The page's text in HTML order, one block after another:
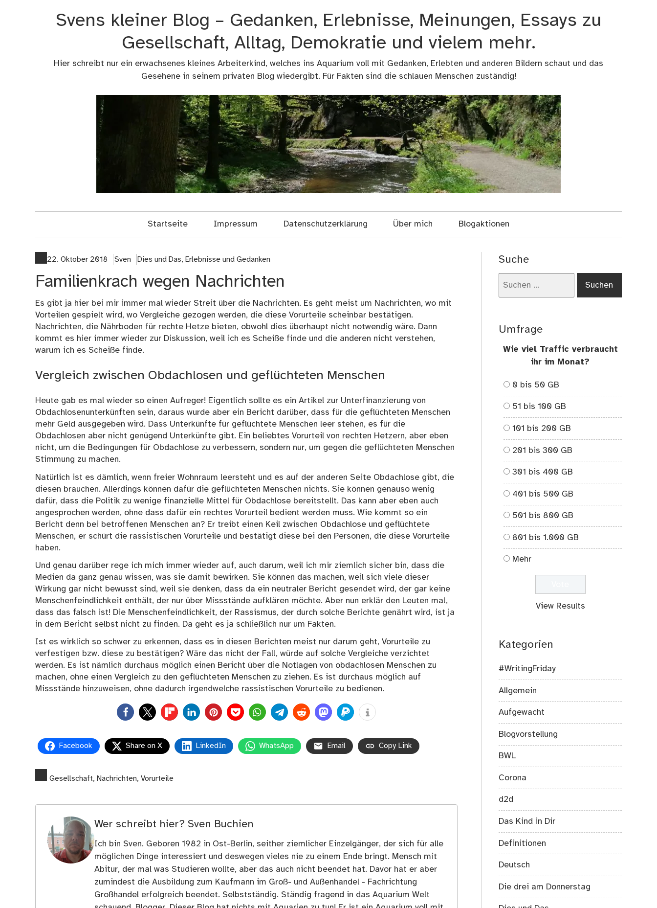
Svens kleiner Blog – Gedanken, Erlebnisse, Meinungen, Essays zu
Gesellschaft, Alltag, Demokratie und vielem mehr.
Hier schreibt nur ein erwachsenes kleines Arbeiterkind, welches ins Aquarium voll mit Gedanken, Erlebten und anderen Bildern schaut und das
Gesehene in seinem privaten Blog wiedergibt. Für Fakten sind die schlauen Menschen zuständig!
Startseite Impressum Datenschutzerklärung Über mich Blogaktionen
22. Oktober 2018 Sven Dies und Das, Erlebnisse und Gedanken
Familienkrach wegen Nachrichten
Es gibt ja hier bei mir immer mal wieder Streit über die Nachrichten. Es geht meist um Nachrichten, wo mit
Vorteilen gespielt wird, wo Vergleiche gezogen werden, die diese Vorurteile scheinbar bestätigen.
Nachrichten, die Nährboden für rechte Hetze bieten, obwohl dies überhaupt nicht notwendig wäre. Dann
kommt es hier immer wieder zur Diskussion, weil ich es Scheiße finde und die anderen nicht verstehen,
warum ich es Scheiße finde.
Vergleich zwischen Obdachlosen und geflüchteten Menschen
Heute gab es mal wieder so einen Aufreger! Eigentlich sollte es ein Artikel zur Unterfinanzierung von
Obdachlosenunterkünften sein, daraus wurde aber ein Bericht darüber, dass für die geflüchteten Menschen
mehr Geld ausgegeben wird. Dass Unterkünfte für geflüchtete Menschen leer stehen, es für die
Obdachlosen aber nicht genügend Unterkünfte gibt. Ein beliebtes Vorurteil von rechten Hetzern, aber eben
nicht, um die Bedingungen für Obdachlose zu verbessern, sondern nur, um gegen die geflüchteten Menschen
Stimmung zu machen.
Natürlich ist es dämlich, wenn freier Wohnraum leersteht und es auf der anderen Seite Obdachlose gibt, die
diesen brauchen. Allerdings können dafür die geflüchteten Menschen nichts. Sie können genauso wenig
dafür, dass die Politik zu wenige finanzielle Mittel für Obdachlose bereitstellt. Das kann aber eben auch
angesprochen werden, ohne dass dafür ein rechtes Vorurteil bedient werden muss. Wie kommt so ein
Bericht denn bei betroffenen Menschen an? Er treibt einen Keil zwischen Obdachlose und geflüchtete
Menschen, er schürt die rassistischen Vorurteile und bestätigt diese bei den Personen, die diese Vorurteile
haben.
Und genau darüber rege ich mich immer wieder auf, auch darum, weil ich mir ziemlich sicher bin, dass die
Medien da ganz genau wissen, was sie damit bewirken. Sie können das machen, weil sich viele dieser
Wirkung gar nicht bewusst sind, weil sie denken, dass da ein neutraler Bericht gesendet wird, der gar keine
Menschenfeindlichkeit enthält, der nur über Missstände aufklären möchte. Aber nun erklär den Leuten mal,
dass das falsch ist! Die Menschenfeindlichkeit, der Rassismus, der durch solche Berichte genährt wird, ist ja
in dem Bericht selbst nicht zu finden. Da geht es ja schließlich nur um Fakten.
Ist es wirklich so schwer zu erkennen, dass es in diesen Berichten meist nur darum geht, Vorurteile zu
verfestigen bzw. diese zu bestätigen? Wäre das nicht der Fall, würde auf solche Vergleiche verzichtet
werden. Es ist nämlich durchaus möglich einen Bericht über die Notlagen von obdachlosen Menschen zu
machen, ohne einen Vergleich zu den geflüchteten Menschen zu ziehen. Es ist durchaus möglich auf
Missstände hinzuweisen, ohne dadurch irgendwelche rassistischen Vorurteile zu bedienen.
0
Facebook Share on X LinkedIn WhatsApp Email Copy Link
Gesellschaft, Nachrichten, Vorurteile
Wer schreibt hier? Sven Buchien
Ich bin Sven. Geboren 1982 in Ost-Berlin, seither ziemlicher Einzelgänger, der sich für alle
möglichen Dinge interessiert und deswegen vieles nie zu einem Ende bringt. Mensch mit
Abitur, der mal was Studieren wollte, aber das auch nicht beendet hat. Davor hat er aber
zumindest die Ausbildung zum Kaufmann im Groß- und Außenhandel - Fachrichtung
Großhandel erfolgreich beendet. Selbstständig. Ständig fragend in das Aquarium Welt
Suche
Umfrage
Wie viel Traffic verbraucht
ihr im Monat?
0 bis 50 GB
51 bis 100 GB
101 bis 200 GB
201 bis 300 GB
301 bis 400 GB
401 bis 500 GB
501 bis 800 GB
801 bis 1.000 GB
Mehr
View Results
Kategorien
#WritingFriday
Allgemein
Aufgewacht
Blogvorstellung
BWL
Corona
d2d
Das Kind in Dir
Definitionen
Deutsch
Die drei am Donnerstag